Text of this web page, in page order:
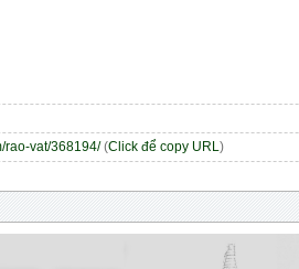
rao-vat/368194/(Click để copy URL )